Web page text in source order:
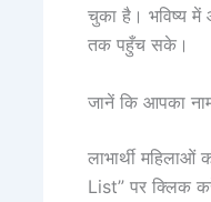
चुका है। भविष्य में
तक पहुँच सके।
जानें कि आपका
लाभार्थी
List” पर क्लिक